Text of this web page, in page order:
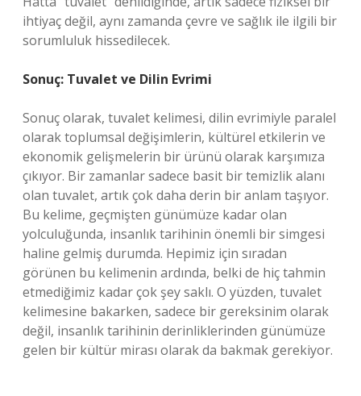
ihtiyaç değil, aynı zamanda çevre ve sağlık ile ilgili bir
sorumluluk hissedilecek.
Sonuç: Tuvalet ve Dilin Evrimi
Sonuç olarak, tuvalet kelimesi, dilin evrimiyle paralel
olarak toplumsal değişimlerin, kültürel etkilerin ve
ekonomik gelişmelerin bir ürünü olarak karşımıza
çıkıyor. Bir zamanlar sadece basit bir temizlik alanı
olan tuvalet, artık çok daha derin bir anlam taşıyor.
Bu kelime, geçmişten günümüze kadar olan
yolculuğunda, insanlık tarihinin önemli bir simgesi
haline gelmiş durumda. Hepimiz için sıradan
görünen bu kelimenin ardında, belki de hiç tahmin
etmediğimiz kadar çok şey saklı. O yüzden, tuvalet
kelimesine bakarken, sadece bir gereksinim olarak
değil, insanlık tarihinin derinliklerinden günümüze
gelen bir kültür mirası olarak da bakmak gerekiyor.